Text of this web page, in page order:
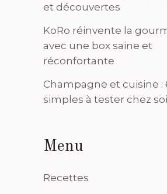
et découvertes
KoRo réinvente la
avec une box saine et
réconfortante
Champagne et cuisine :
simples à tester chez soi
Menu
Recettes